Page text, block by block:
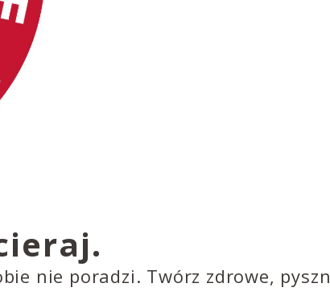
nie poradzi. Twórz zdrowe,